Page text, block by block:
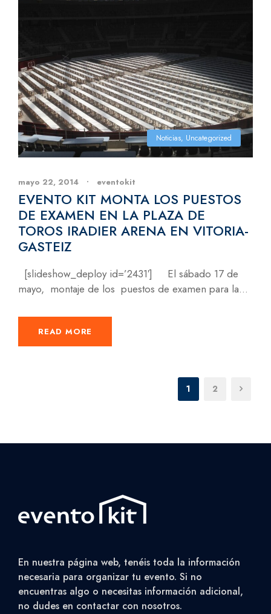
Noticias, Uncategorized
mayo 22, 2014 • eventokit
EVENTO KIT MONTA LOS PUESTOS
DE EXAMEN EN LA PLAZA DE
TOROS IRADIER ARENA EN VITORIA-
GASTEIZ
[slideshow_deploy id=’2431′] El sábado 17 de
mayo, montaje de los puestos de examen para la...
READ MORE
1 2
En nuestra página web, tenéis toda la información
necesaria para organizar tu evento. Si no
encuentras algo o necesitas información adicional,
no dudes en contactar con nosotros.